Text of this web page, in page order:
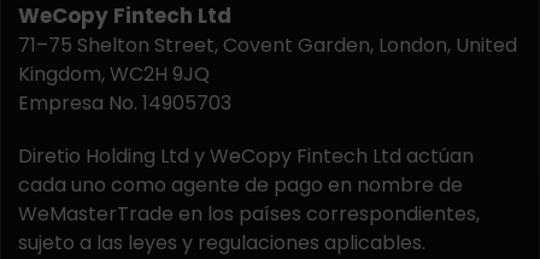
WeCopy Fintech Ltd
71–75 Shelton Street, Covent Garden, London, United
Kingdom, WC2H 9JQ
Empresa No. 14905703
Diretio Holding Ltd y WeCopy Fintech Ltd actúan
cada uno como agente de pago en nombre de
WeMasterTrade en los países correspondientes,
sujeto a las leyes y regulaciones aplicables.